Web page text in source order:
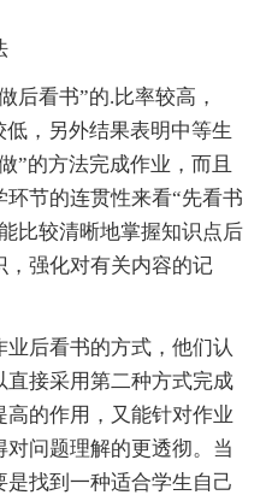
看书”的.比率较高，
，另外结果表明中等生
”的方法完成作业，而且
节的连贯性来看“先看书
比较清晰地掌握知识点后
，强化对有关内容的记
后看书的方式，他们认
接采用第二种方式完成
的作用，又能针对作业
问题理解的更透彻。当
找到一种适合学生自己